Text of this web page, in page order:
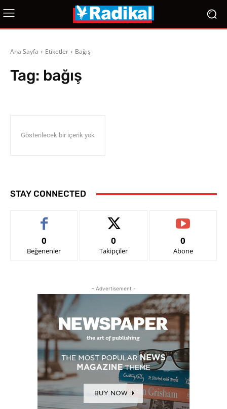
Ana Sayfa Etiketler Bağış
Tag: bağış
Gösterilecek bir içerik yok
STAY CONNECTED
0
Beğenenler
0
Takipçiler
0
Abone
- Advertisement -